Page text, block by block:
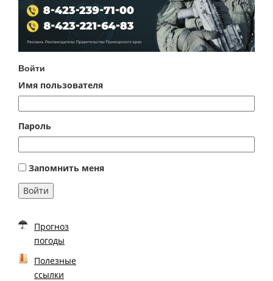
Войти
Имя пользователя
Пароль
Запомнить меня
Войти
Прогноз
погоды
Полезные
ссылки